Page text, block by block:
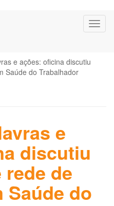
e ações: oficina discutiu
Saúde do Trabalhador
e
discutiu
de
Saúde do